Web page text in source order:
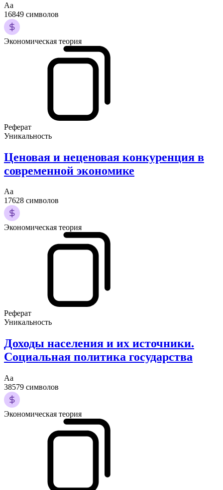
Аа
16849 символов
Экономическая теория
Реферат
Уникальность
Ценовая и неценовая конкуренция в
современной экономике
Аа
17628 символов
Экономическая теория
Реферат
Уникальность
Доходы населения и их источники.
Социальная политика государства
Аа
38579 символов
Экономическая теория